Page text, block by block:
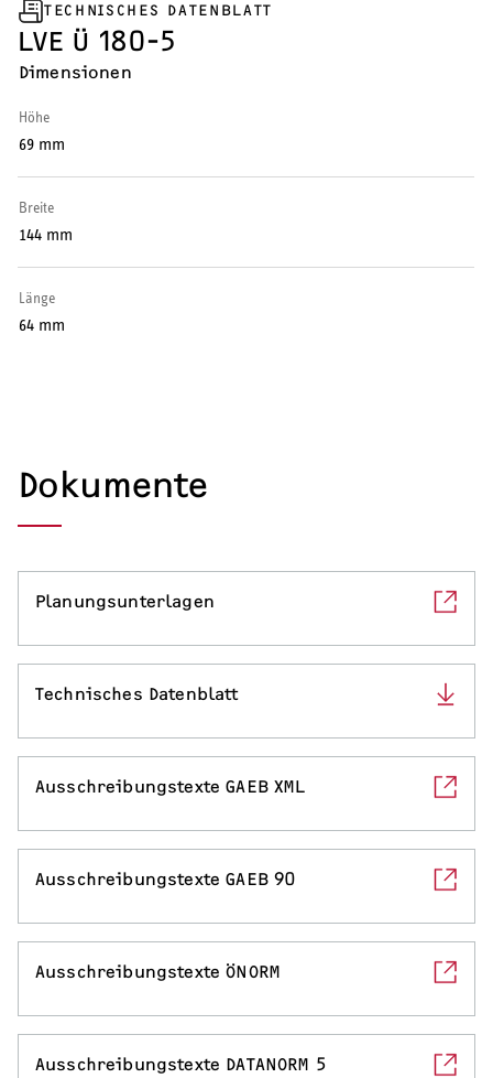
WARMWASSER
Durchlauferhitzer
Warmwasserspeicher
Warmwasser-Wärmepumpe
Wohnungsstationen
Händetrockner
Lüftungsanlagen
TECHNISCHES DATENBLATT
LVE Ü 180-5
Dimensionen
Höhe
69 mm
Breite
144 mm
Länge
64 mm
Dokumente
Planungsunterlagen
Technisches Datenblatt
Ausschreibungstexte GAEB XML
Ausschreibungstexte GAEB 90
Ausschreibungstexte ÖNORM
Ausschreibungstexte DATANORM 5